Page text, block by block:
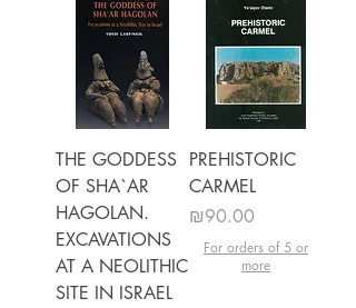
PREHISTORIC
CARMEL
מחיר
₪90.00
For orders of 5 or
more
THE GODDESS
OF SHA`AR
HAGOLAN.
EXCAVATIONS
AT A NEOLITHIC
SITE IN ISRAEL